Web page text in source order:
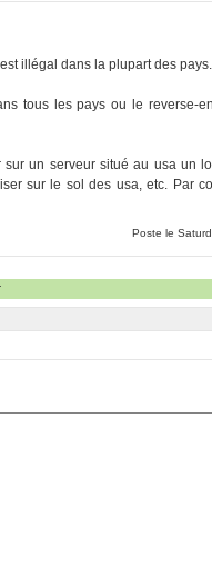
illégal dans la plupart des pays.
tous les pays ou le reverse-
un serveur situé au usa un
sur le sol des usa, etc. Par
Poste le